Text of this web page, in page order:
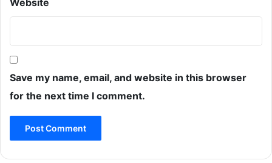
Website
Save my name, email, and website in this browser
for the next time I comment.